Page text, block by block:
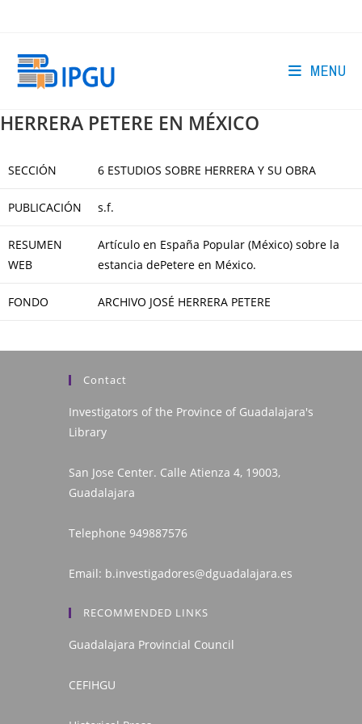
MENU
HERRERA PETERE EN MÉXICO
SECCIÓN 6 ESTUDIOS SOBRE HERRERA Y SU OBRA
PUBLICACIÓN s.f.
RESUMEN
WEB
Artículo en España Popular (México) sobre la
estancia dePetere en México.
FONDO ARCHIVO JOSÉ HERRERA PETERE
Contact
Investigators of the Province of Guadalajara's
Library
San Jose Center. Calle Atienza 4, 19003,
Guadalajara
Telephone 949887576
Email: b.investigadores@dguadalajara.es
RECOMMENDED LINKS
Guadalajara Provincial Council
CEFIHGU